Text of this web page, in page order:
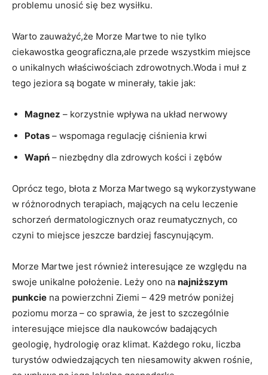
problemu unosić się bez wysiłku.
Warto zauważyć,że Morze Martwe to nie tylko
ciekawostka geograficzna,ale przede wszystkim miejsce
o unikalnych właściwościach zdrowotnych.Woda i muł z
tego jeziora są bogate w minerały, takie jak:
Magnez – korzystnie wpływa na układ nerwowy
Potas – wspomaga regulację ciśnienia krwi
Wapń – niezbędny dla zdrowych kości i zębów
Oprócz tego, błota z Morza Martwego są wykorzystywane
w różnorodnych terapiach, mających na celu leczenie
schorzeń dermatologicznych oraz reumatycznych, co
czyni to miejsce jeszcze bardziej fascynującym.
Morze Martwe jest również interesujące ze względu na
swoje unikalne położenie. Leży ono na najniższym
punkcie na powierzchni Ziemi – 429 metrów poniżej
poziomu morza – co sprawia, że jest to szczególnie
interesujące miejsce dla naukowców badających
geologię, hydrologię oraz klimat. Każdego roku, liczba
turystów odwiedzających ten niesamowity akwen rośnie,